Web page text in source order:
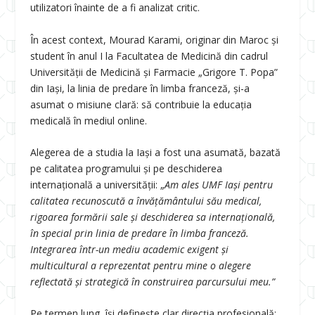
utilizatori înainte de a fi analizat critic.
În acest context, Mourad Karami, originar din Maroc și
student în anul I la Facultatea de Medicină din cadrul
Universității de Medicină și Farmacie „Grigore T. Popa”
din Iași, la linia de predare în limba franceză, și-a
asumat o misiune clară: să contribuie la educația
medicală în mediul online.
Alegerea de a studia la Iași a fost una asumată, bazată
pe calitatea programului și pe deschiderea
internațională a universității: „Am ales UMF Iași pentru
calitatea recunoscută a învățământului său medical,
rigoarea formării sale și deschiderea sa internațională,
în special prin linia de predare în limba franceză.
Integrarea într-un mediu academic exigent și
multicultural a reprezentat pentru mine o alegere
reflectată și strategică în construirea parcursului meu.”